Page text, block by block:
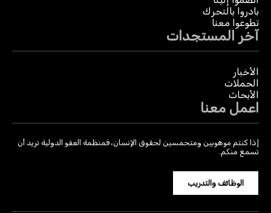
بادروا بالتحرك
تطوعوا معنا
آخر المستجدات
الأخبار
الحملات
الأبحاث
اعمل معنا
إذا كنتم موهوبين ومتحمسين لحقوق الإنسان، فمنظمة العفو الدولية تريد أن
تسمع منكم.
الوظائف والتدريب